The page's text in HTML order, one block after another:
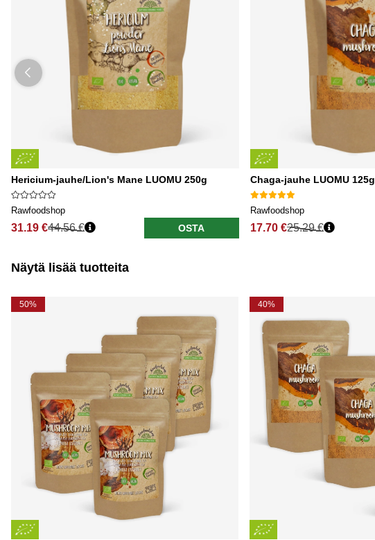
Hericium-jauhe/Lion's Mane LUOMU 250g
Rawfoodshop
31.19 €44.56 € OSTA
Chaga-jauhe LUOMU 125g
Rawfoodshop
17.70 €25.29 €
Näytä lisää tuotteita
50% 40%